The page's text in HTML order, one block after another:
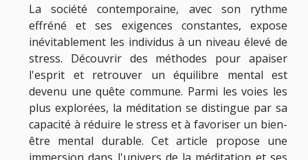
La société contemporaine, avec son rythme
effréné et ses exigences constantes, expose
inévitablement les individus à un niveau élevé de
stress. Découvrir des méthodes pour apaiser
l'esprit et retrouver un équilibre mental est
devenu une quête commune. Parmi les voies les
plus explorées, la méditation se distingue par sa
capacité à réduire le stress et à favoriser un bien-
être mental durable. Cet article propose une